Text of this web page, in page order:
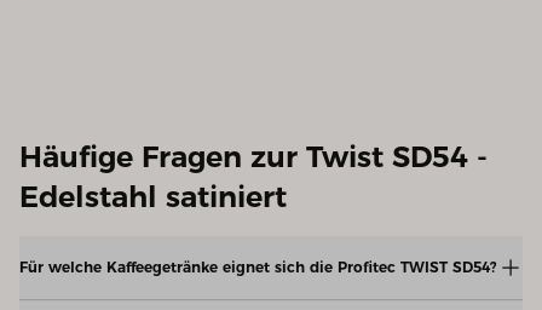
Häufige Fragen zur Twist SD54 -
Edelstahl satiniert
Für welche Kaffeegetränke eignet sich die Profitec TWIST SD54?